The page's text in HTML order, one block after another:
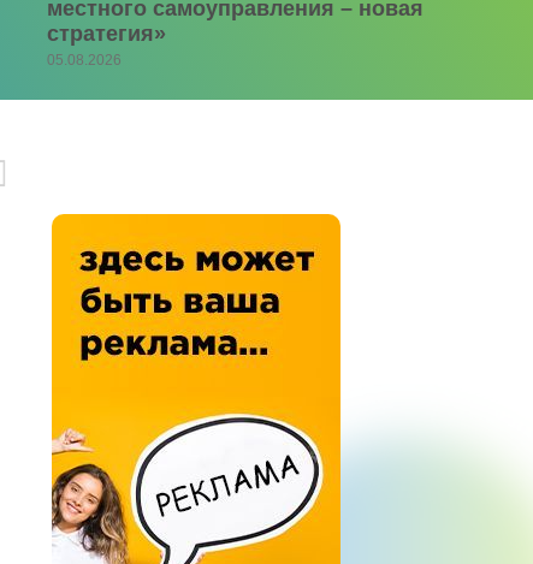
местного самоуправления – новая
стратегия»
05.08.2026